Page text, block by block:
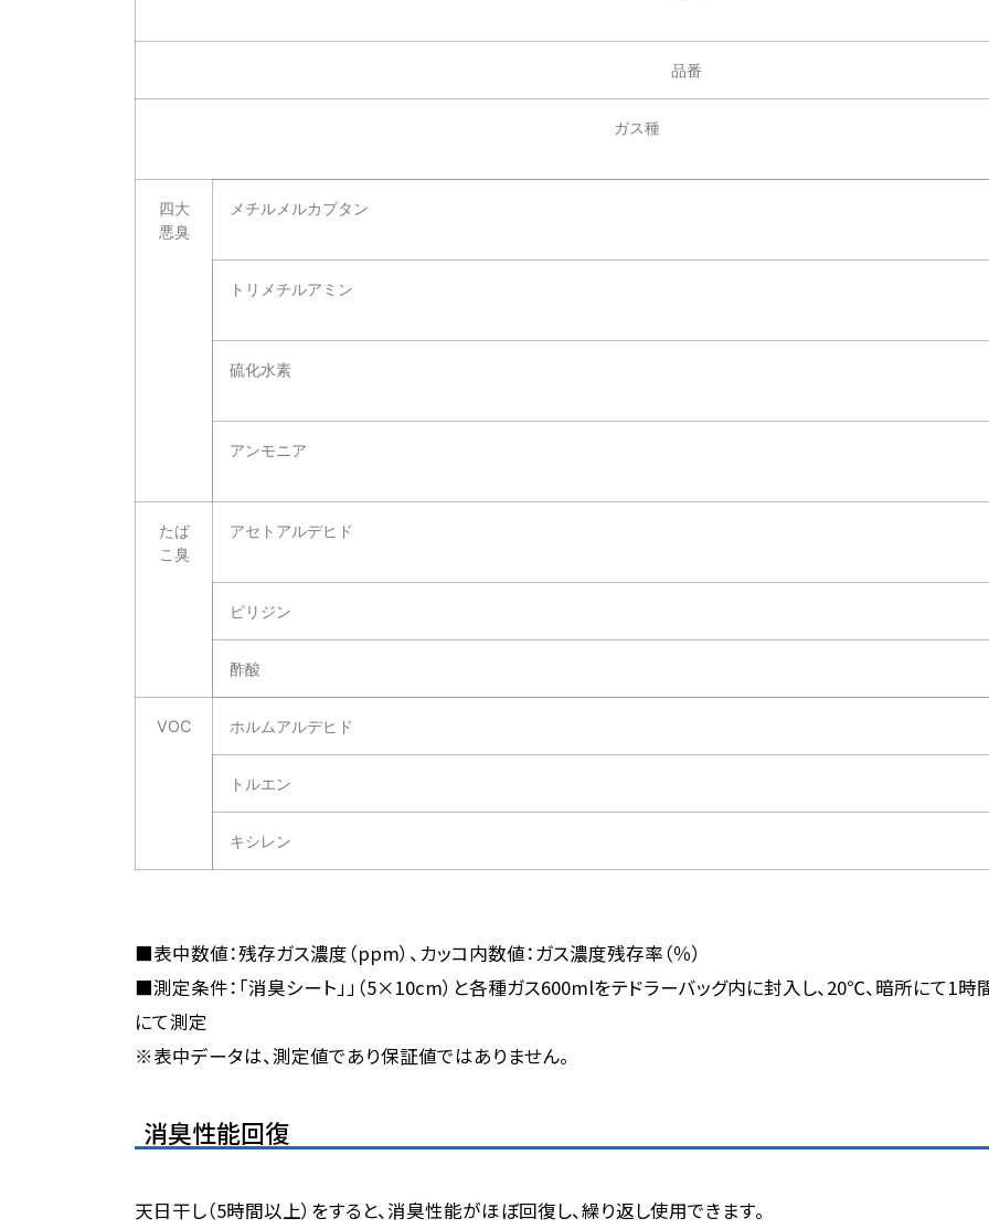
品番
ガス種
四大
悪臭
メチルメルカプタン
トリメチルアミン
硫化水素
アンモニア
たば
こ臭
アセトアルデヒド
ピリジン
酢酸
VOC ホルムアルデヒド
トルエン
キシレン
■表中数値：残存ガス濃度（ppm）、カッコ内数値：ガス濃度残存率（％）
■測定条件：「消臭シート」」（5×10cm）と各種ガス600mlをテドラーバッグ内に封入し、20℃、暗所にて1
にて測定
※表中データは、測定値であり保証値ではありません。
消臭性能回復
天日干し（5時間以上）をすると、消臭性能がほぼ回復し、繰り返し使用できます。